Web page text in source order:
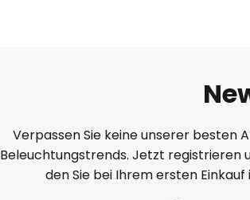
Verpassen Sie keine unserer besten
Beleuchtungstrends. Jetzt registrieren
den Sie bei Ihrem ersten